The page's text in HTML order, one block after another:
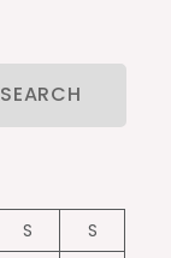
SEARCH
S
S